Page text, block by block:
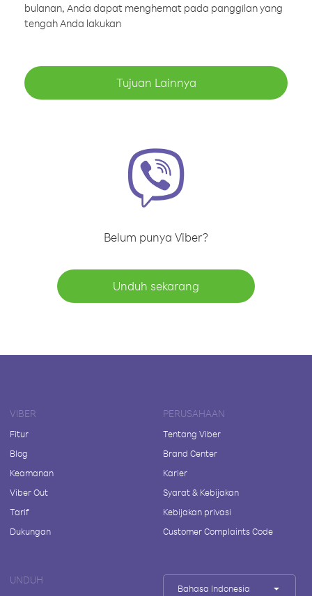
bulanan, Anda dapat menghemat pada panggilan yang
tengah Anda lakukan
Tujuan Lainnya
Belum punya Viber?
Unduh sekarang
VIBER
Fitur
Blog
Keamanan
Viber Out
Tarif
Dukungan
PERUSAHAAN
Tentang Viber
Brand Center
Karier
Syarat & Kebijakan
Kebijakan privasi
Customer Complaints Code
UNDUH
Bahasa Indonesia